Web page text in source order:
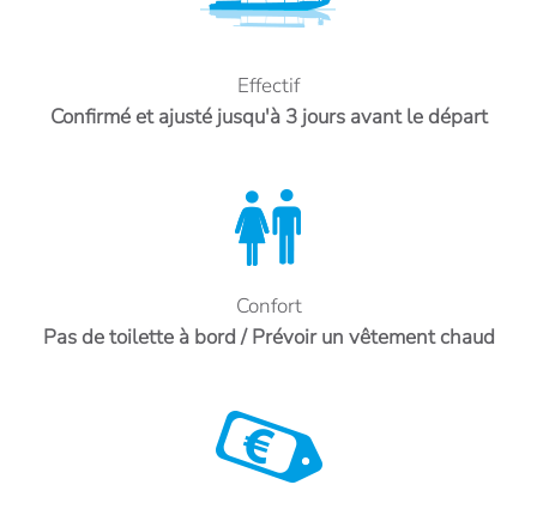
Effectif
Confirmé et ajusté jusqu'à 3 jours avant le départ
Confort
Pas de toilette à bord / Prévoir un vêtement chaud